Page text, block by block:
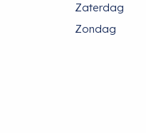
Zaterdag
Zondag